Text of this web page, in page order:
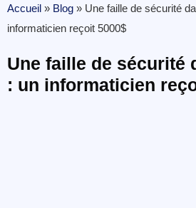
Accueil » Blog » Une faille de sécurité
informaticien reçoit 5000$
Une faille de sécurité
: un informaticien